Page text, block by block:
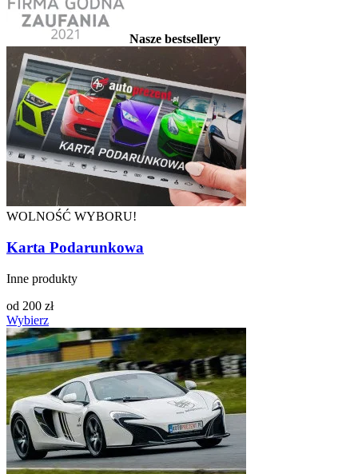
Nasze bestsellery
WOLNOŚĆ WYBORU!
Karta Podarunkowa
Inne produkty
od 200 zł
Wybierz